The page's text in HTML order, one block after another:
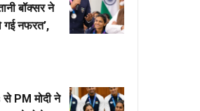
बॉक्सर ने
गई नफरत’,
PM मोदी ने